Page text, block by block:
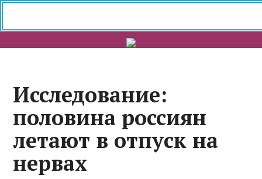
Исследование:
половина россиян
летают в отпуск на
нервах